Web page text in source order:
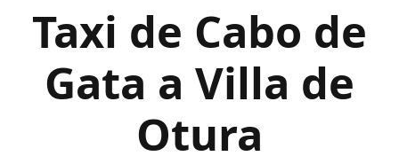
Taxi de Cabo de
Gata a Villa de
Otura